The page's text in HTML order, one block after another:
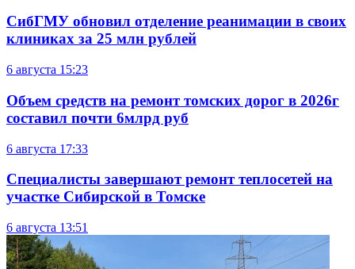
СибГМУ обновил отделение реанимации в своих
клиниках за 25 млн рублей
6 августа 15:23
Объем средств на ремонт томских дорог в 2026г
составил почти 6млрд руб
6 августа 17:33
Специалисты завершают ремонт теплосетей на
участке Сибирской в Томске
6 августа 13:51